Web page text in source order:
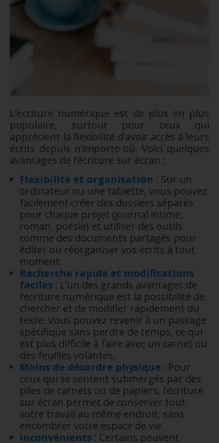
L’écriture numérique est de plus en plus
populaire, surtout pour ceux qui
apprécient la flexibilité d’avoir accès à leurs
écrits depuis n’importe où. Voici quelques
avantages de l’écriture sur écran :
Flexibilité et organisation : Sur un
ordinateur ou une tablette, vous pouvez
facilement créer des dossiers séparés
pour chaque projet (journal intime,
roman, poésie) et utiliser des outils
comme des documents partagés pour
éditer ou réorganiser vos écrits à tout
moment.
Recherche rapide et modifications
faciles : L’un des grands avantages de
l’écriture numérique est la possibilité de
chercher et de modifier rapidement du
texte. Vous pouvez revenir à un passage
spécifique sans perdre de temps, ce qui
est plus difficile à faire avec un carnet ou
des feuilles volantes.
Moins de désordre physique : Pour
ceux qui se sentent submergés par des
piles de carnets ou de papiers, l’écriture
sur écran permet de conserver tout
votre travail au même endroit, sans
encombrer votre espace de vie.
Inconvénients : Certains peuvent